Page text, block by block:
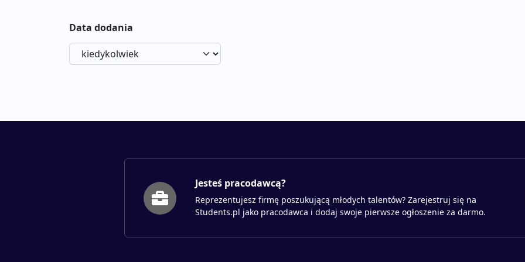
Data dodania
Jesteś pracodawcą?
Reprezentujesz firmę poszukującą młodych talentów? Zarejestruj się na
Students.pl jako pracodawca i dodaj swoje pierwsze ogłoszenie za darmo.